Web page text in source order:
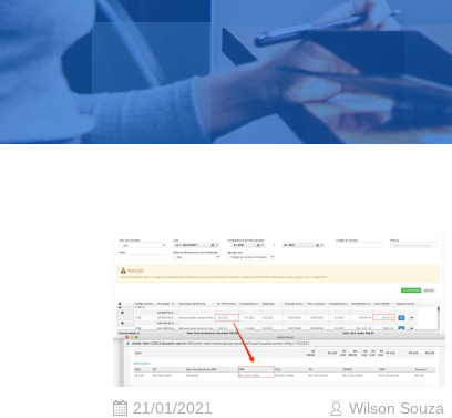
21/01/2021 Wilson Souza